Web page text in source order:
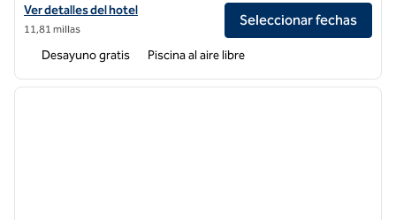
Ver detalles del hotel Homewood Suites by Hilton San Jose Airport-
Ver detalles del hotel
11,81 millas
Seleccionar fechas
Desayuno gratis Piscina al aire libre
1 de 12